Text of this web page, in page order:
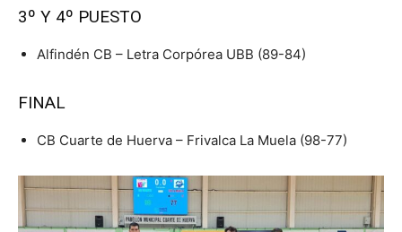
3º Y 4º PUESTO
Alfindén CB – Letra Corpórea UBB (89-84)
FINAL
CB Cuarte de Huerva – Frivalca La Muela (98-77)